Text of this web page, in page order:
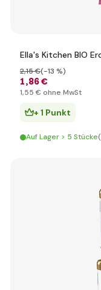
Ella's Kitchen BIO
1,86 €
2,15 €(-13 %)
1,55 € ohne MwSt
+ 1 Punkt
Auf Lager > 5 Stücke